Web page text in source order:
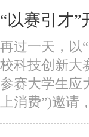
“以赛引才
再过一天，以
校科技创新大
参赛大学生应
上消费”)邀